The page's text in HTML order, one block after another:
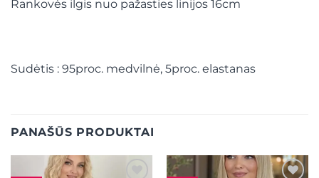
Rankovės ilgis nuo pažasties linijos 16cm
Sudėtis : 95proc. medvilnė, 5proc. elastanas
PANAŠŪS PRODUKTAI